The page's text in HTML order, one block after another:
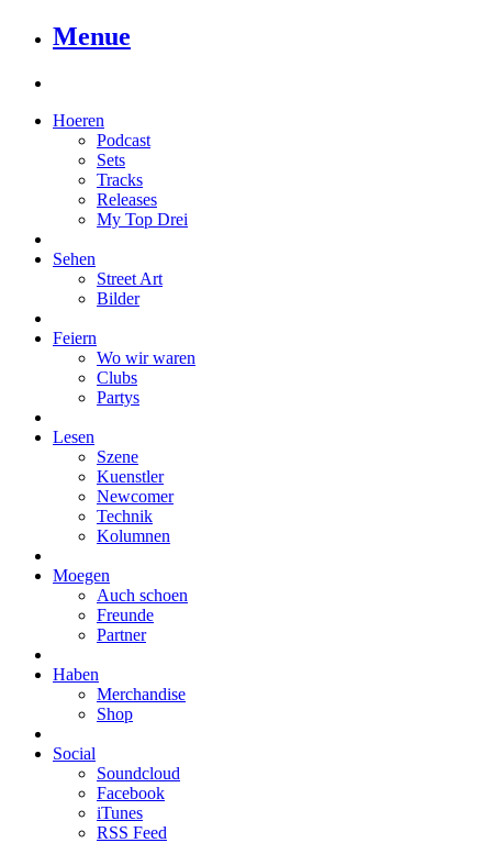
Menue
Hoeren
Podcast
Sets
Tracks
Releases
My Top Drei
Sehen
Street Art
Bilder
Feiern
Wo wir waren
Clubs
Partys
Lesen
Szene
Kuenstler
Newcomer
Technik
Kolumnen
Moegen
Auch schoen
Freunde
Partner
Haben
Merchandise
Shop
Social
Soundcloud
Facebook
iTunes
RSS Feed